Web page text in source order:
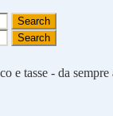
e tasse - da